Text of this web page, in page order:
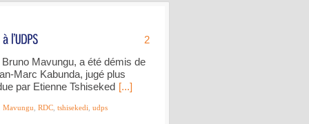
2
Mavungu, a été démis de
Marc Kabunda, jugé plus
par Etienne Tshiseked [...]
Mavungu RDC tshisekedi udps